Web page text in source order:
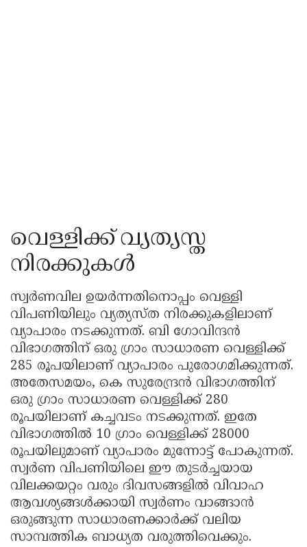
വെള്ളിക്ക് വ്യത്യസ്ത
നിരക്കുകൾ
സ്വർണവില ഉയർന്നതിനൊപ്പം വെള്ളി
വിപണിയിലും വ്യത്യസ്ത നിരക്കുകളിലാണ്
വ്യാപാരം നടക്കുന്നത്. ബി ഗോവിന്ദൻ
വിഭാഗത്തിന് ഒരു ഗ്രാം സാധാരണ വെള്ളിക്ക്
285 രൂപയിലാണ് വ്യാപാരം പുരോഗമിക്കുന്നത്.
അതേസമയം, കെ സുരേന്ദ്രൻ വിഭാഗത്തിന്
ഒരു ഗ്രാം സാധാരണ വെള്ളിക്ക് 280
രൂപയിലാണ് കച്ചവടം നടക്കുന്നത്. ഇതേ
വിഭാഗത്തിൽ 10 ഗ്രാം വെള്ളിക്ക് 28000
രൂപയിലുമാണ് വ്യാപാരം മുന്നോട്ട് പോകുന്നത്.
സ്വർണ വിപണിയിലെ ഈ തുടർച്ചയായ
വിലക്കയറ്റം വരും ദിവസങ്ങളിൽ വിവാഹ
ആവശ്യങ്ങൾക്കായി സ്വർണം വാങ്ങാൻ
ഒരുങ്ങുന്ന സാധാരണക്കാർക്ക് വലിയ
സാമ്പത്തിക ബാധ്യത വരുത്തിവെക്കും.